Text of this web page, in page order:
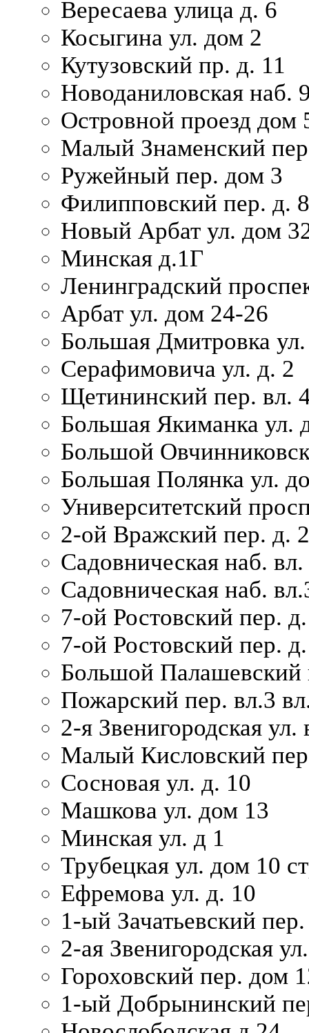
Вересаева улица д. 6
Косыгина ул. дом 2
Кутузовский пр. д. 11
Новоданиловская наб.
Островной проезд дом
Малый Знаменский
Ружейный пер. дом 3
Филипповский пер. д. 8
Новый Арбат ул. дом
Минская д.1Г
Ленинградский
Арбат ул. дом 24-26
Большая Дмитровка
Серафимовича ул. д. 2
Щетининский пер. вл.
Большая Якиманка ул.
Большой
Большая Полянка ул.
Университетский
2-ой Вражский пер. д. 2
Садовническая наб.
Садовническая наб.
7-ой Ростовский пер.
7-ой Ростовский пер.
Большой Палашевский
Пожарский пер. вл.3
2-я Звенигородская ул.
Малый Кисловский
Сосновая ул. д. 10
Машкова ул. дом 13
Минская ул. д 1
Трубецкая ул. дом 10
Ефремова ул. д. 10
1-ый Зачатьевский
2-ая Звенигородская
Гороховский пер. дом
1-ый Добрынинский